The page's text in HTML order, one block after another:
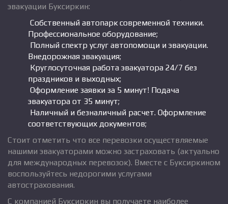
эвакуации Буксиркин:
Собственный автопарк современной техники.
Профессиональное оборудование;
Полный спектр услуг автопомощи и эвакуации.
Внедорожная эвакуация;
Круглосуточная работа эвакуатора 24/7 без
праздников и выходных;
Оформление заявки за 5 минут! Подача
эвакуатора от 35 минут;
Наличный и безналичный расчет. Оформление
соответствующих документов;
Стоит отметить что все перевозки осуществляемые
нашими эвакуаторами можно застраховать (актуально
для международных перевозок). Вместе с Буксиркином
воспользуйтесь недорогими услугами
автострахования.
С компанией Буксиркин вы получаете наиболее